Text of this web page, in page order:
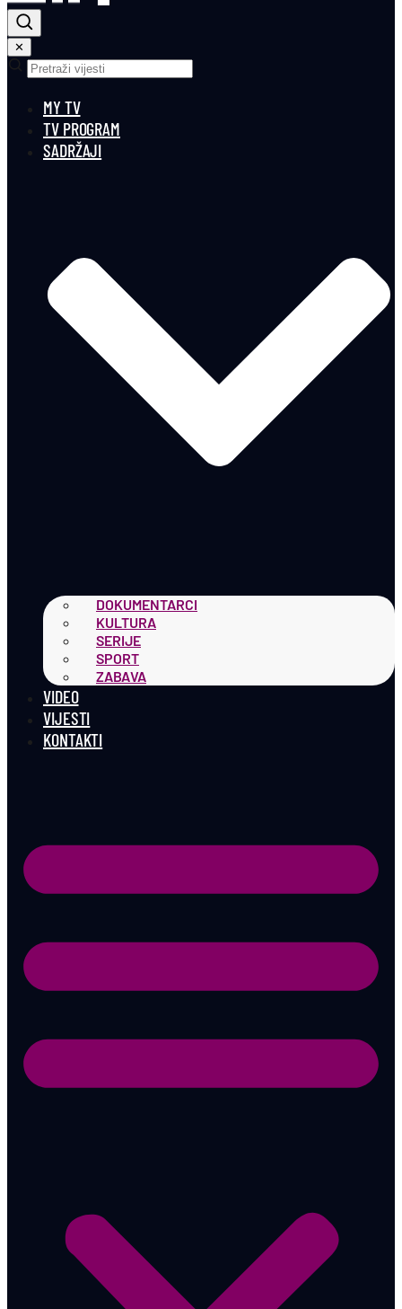
✕
MY TV
TV PROGRAM
SADRŽAJI
DOKUMENTARCI
KULTURA
SERIJE
SPORT
ZABAVA
VIDEO
VIJESTI
KONTAKTI